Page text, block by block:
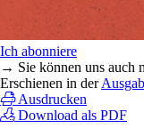
Ich abonniere
→ Sie können uns auch
Erschienen in der
Ausdrucken
Download als PDF